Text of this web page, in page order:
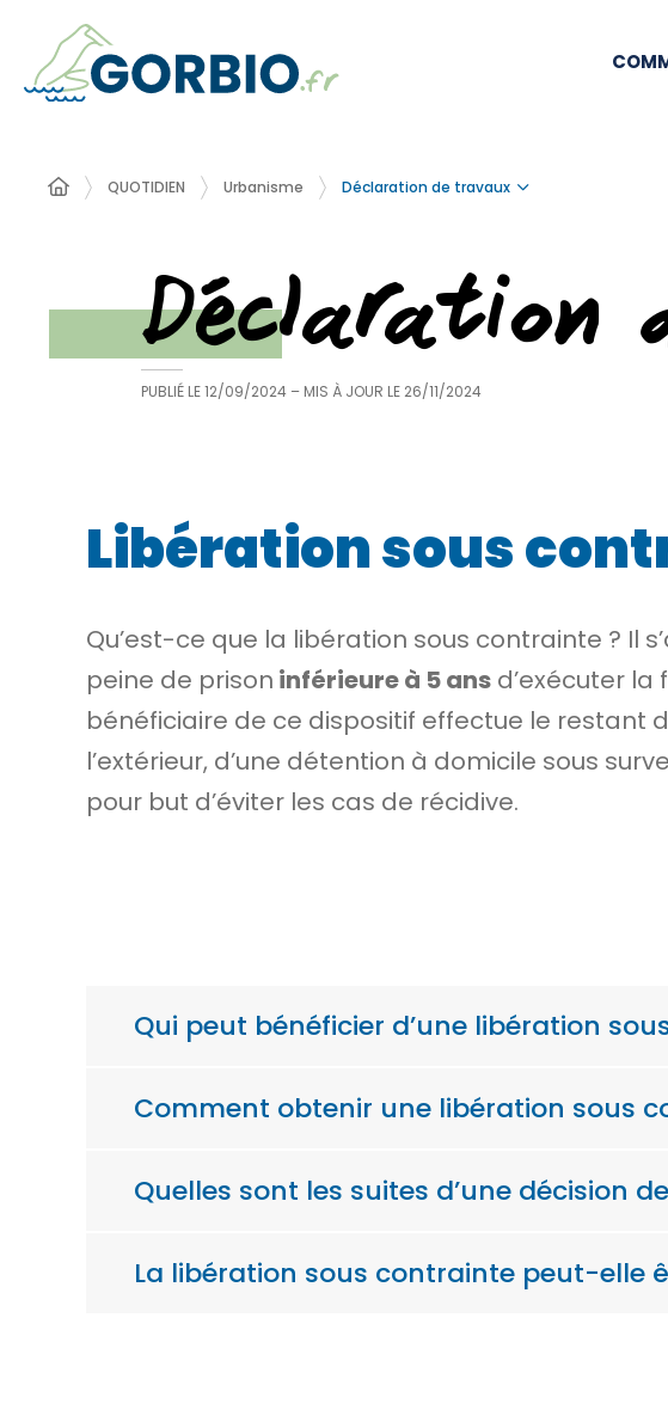
QUOTIDIEN Urbanisme Déclaration de travaux
Déclaration
PUBLIÉ LE12/09/2024 – MIS À JOUR LE 26/11/2024
Libération sous
Qu’est-ce que la libération sous contrainte ? Il
peine de prison inférieure à 5 ans d’exécuter la
bénéficiaire de ce dispositif effectue le restant
l’extérieur, d’une détention à domicile sous
pour but d’éviter les cas de récidive.
Qui peut bénéficier d’une libération
Comment obtenir une libération sous
Quelles sont les suites d’une décision
La libération sous contrainte peut-elle